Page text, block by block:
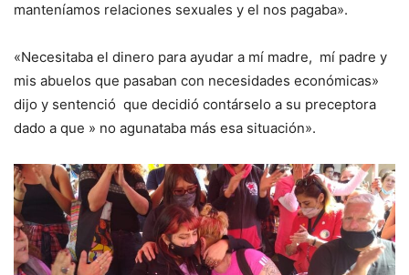
manteníamos relaciones sexuales y el nos pagaba».
«Necesitaba el dinero para ayudar a mí madre, mí padre y
mis abuelos que pasaban con necesidades económicas»
dijo y sentenció que decidió contárselo a su preceptora
dado a que » no agunataba más esa situación».